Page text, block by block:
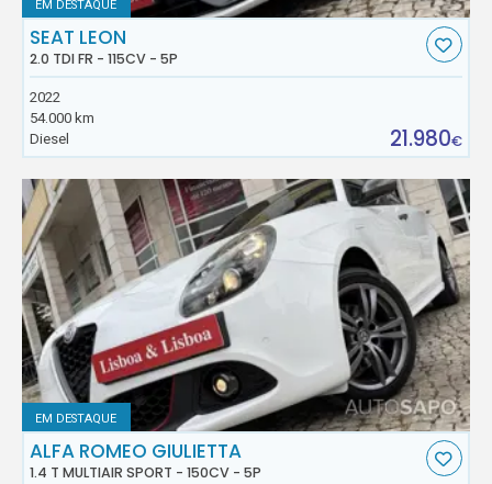
EM DESTAQUE
SEAT LEON
2.0 TDI FR - 115CV - 5P
2022
54.000 km
Diesel
21.980€
EM DESTAQUE
ALFA ROMEO GIULIETTA
1.4 T MULTIAIR SPORT - 150CV - 5P